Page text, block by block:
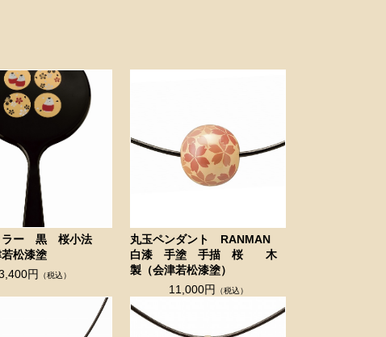
ラー 黒 桜小法
松漆塗
円 （税込）
丸玉ペンダント RANMAN
白漆 手塗 手描 桜 木
製（会津若松漆塗）
11,000円 （税込）